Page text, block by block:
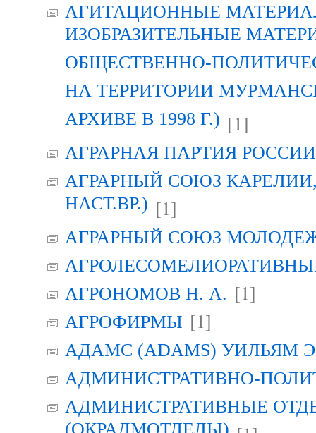
АГИТАЦИОННЫЕ
ИЗОБРАЗИТЕЛЬНЫЕ
ОБЩЕСТВЕННО-
НА ТЕРРИТОРИИ
АРХИВЕ В 1998 Г.) [1]
АГРАРНАЯ ПАРТИЯ РОССИИ
АГРАРНЫЙ СОЮЗ КАРЕЛИИ,
НАСТ.ВР.) [1]
АГРАРНЫЙ СОЮЗ
АГРОНОМОВ Н. А. [1]
АГРОФИРМЫ [1]
АДАМС (ADAMS) УИЛЬЯМ
АДМИНИСТРАТИВНО-
АДМИНИСТРАТИВНЫЕ